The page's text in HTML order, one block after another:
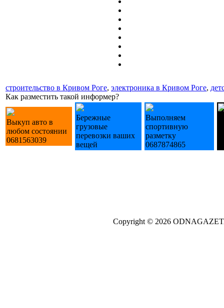
строительство в Кривом Роге, электроника в Кривом Роге,
Как разместить такой информер?
Выкуп авто в
любом состоянии
0681563039
Бережные
грузовые
перевозки ваших
вещей
Выполняем
спортивную
разметку
0687874865
Copyright © 2026